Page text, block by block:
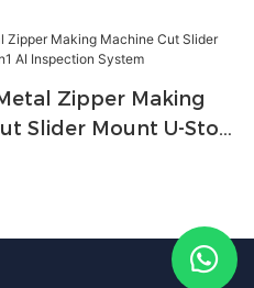
Zipper Making
Slider Mount U-Stop